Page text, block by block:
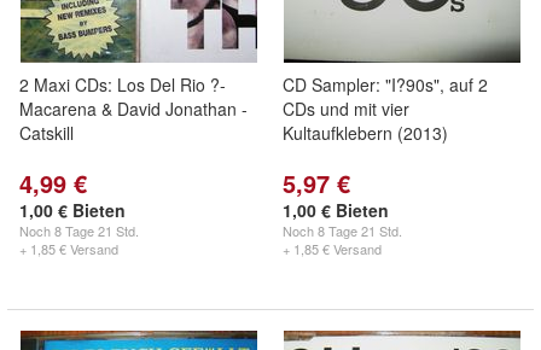
2 Maxi CDs: Los Del Rio ?-
Macarena & David Jonathan -
Catskill
4,99 €
1,00 € Bieten
Noch8 Tage 21 Std.
+ 1,85 € Versand
CD Sampler: "I?90s", auf 2
CDs und mit vier
Kultaufklebern (2013)
5,97 €
1,00 € Bieten
Noch8 Tage 21 Std.
+ 1,85 € Versand